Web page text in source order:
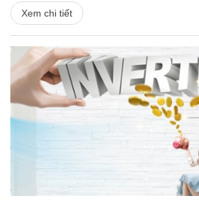
Xem chi tiết